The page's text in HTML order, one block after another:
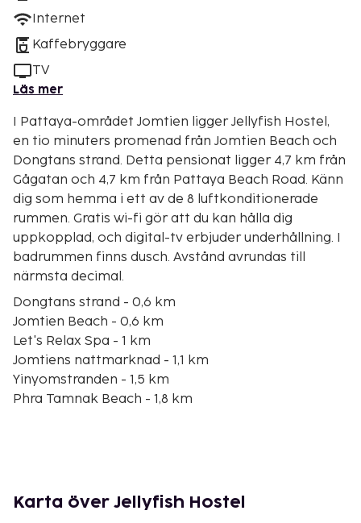
Internet
Kaffebryggare
TV
Läs mer
I Pattaya-området Jomtien ligger Jellyfish Hostel,
en tio minuters promenad från Jomtien Beach och
Dongtans strand. Detta pensionat ligger 4,7 km från
Gågatan och 4,7 km från Pattaya Beach Road. Känn
dig som hemma i ett av de 8 luftkonditionerade
rummen. Gratis wi-fi gör att du kan hålla dig
uppkopplad, och digital-tv erbjuder underhållning. I
badrummen finns dusch. Avstånd avrundas till
närmsta decimal.
Dongtans strand - 0,6 km
Jomtien Beach - 0,6 km
Let's Relax Spa - 1 km
Jomtiens nattmarknad - 1,1 km
Yinyomstranden - 1,5 km
Phra Tamnak Beach - 1,8 km
Khao Phra Tamnak - 3,8 km
Karta över Jellyfish Hostel